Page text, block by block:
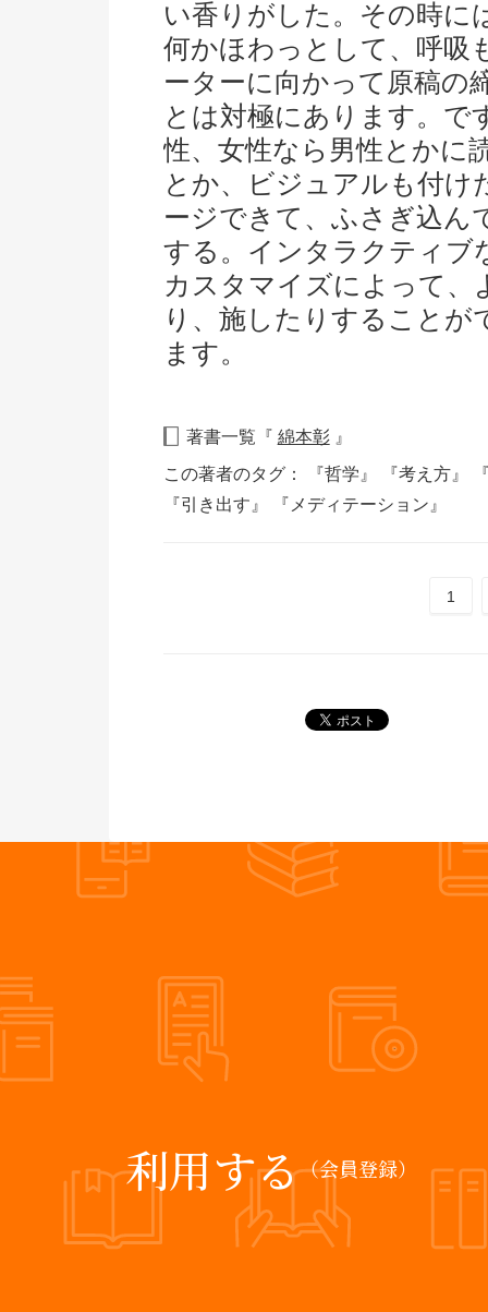
い香りがした。その時に
何かほわっとして、呼吸
ーターに向かって原稿の
とは対極にあります。で
性、女性なら男性とかに
とか、ビジュアルも付け
ージできて、ふさぎ込ん
する。インタラクティブ
カスタマイズによって、
り、施したりすること
ます。
著書一覧『 綿本彰』
この著者のタグ：
『哲学』 『考え方』
『引き出す』
『メディテーション』
1
利用する（会員登録）